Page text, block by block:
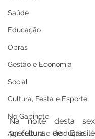
Saúde
Educação
Obras
Gestão e Economia
Social
Cultura, Festa e Esporte
No Gabinete
Agricultura e Produção
Na noite desta
prefeitura de